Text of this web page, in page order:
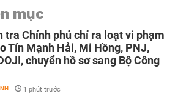
mục
tra Chính phủ chỉ ra loạt vi phạm
Tín Mạnh Hải, Mi Hồng, PNJ,
chuyển hồ sơ sang Bộ Công
- 1 phút trước